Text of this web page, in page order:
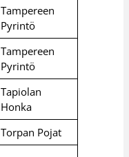
Tampereen
Pyrintö
Tampereen
Pyrintö
Tapiolan
Honka
Torpan Pojat